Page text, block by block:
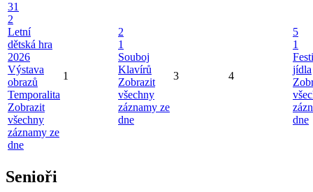
31
2
Letní
dětská hra
2026
Výstava
obrazů
Temporalita
Zobrazit
všechny
záznamy ze
dne
1
2
1
Souboj
Klavírů
Zobrazit
všechny
záznamy ze
dne
3 4
5
1
jídla
dne
Senioři